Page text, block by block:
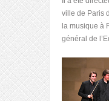
ville de Paris
la musique à
général de